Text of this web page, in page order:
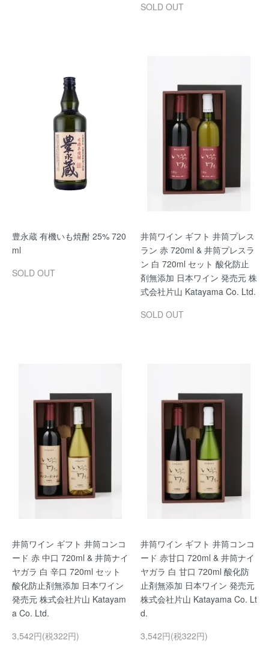
SOLD OUT
豊永蔵 有機いも焼酎 25% 720
ml
SOLD OUT
井筒ワイン ギフト 井筒プレス
ラン 赤 720ml & 井筒プレスラ
ン 白 720ml セット 酸化防止
剤無添加 日本ワイン 発売元 株
式会社片山 Katayama Co. Ltd.
SOLD OUT
井筒ワイン ギフト 井筒コンコ
ード 赤 中口 720ml & 井筒ナイ
ヤガラ 白 辛口 720ml セット
酸化防止剤無添加 日本ワイン
発売元 株式会社片山 Katayam
a Co. Ltd.
3,542円(税322円)
井筒ワイン ギフト 井筒コンコ
ード 赤甘口 720ml & 井筒ナイ
ヤガラ 白 甘口 720ml 酸化防
止剤無添加 日本ワイン 発売元
株式会社片山 Katayama Co. Lt
d.
3,542円(税322円)